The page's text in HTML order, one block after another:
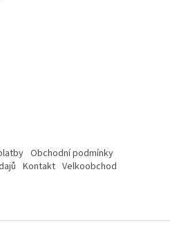
Obchodní podmínky
Kontakt Velkoobchod